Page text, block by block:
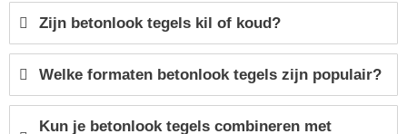
Zijn betonlook tegels kil of koud?
Welke formaten betonlook tegels zijn populair?
Kun je betonlook tegels combineren met